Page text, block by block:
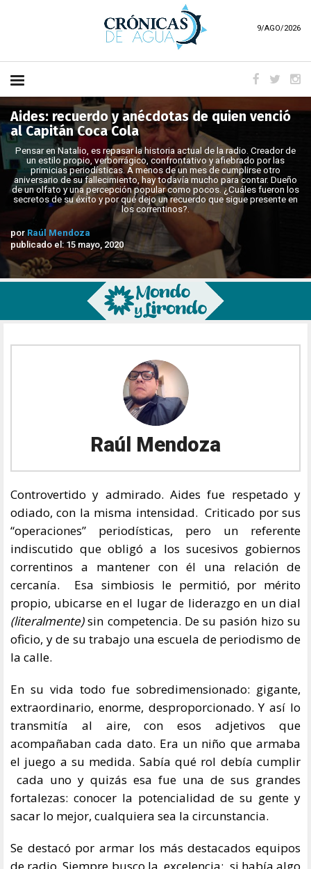
9/AGO/2026
Aides: recuerdo y anécdotas de quien venció
al Capitán Coca Cola
Pensar en Natalio, es repasar la historia actual de la radio. Creador de
un estilo propio, verborrágico, confrontativo y afiebrado por las
primicias periodísticas. A menos de un mes de cumplirse otro
aniversario de su fallecimiento, hay todavía mucho para contar. Dueño
de un olfato y una percepción popular como pocos. ¿Cuáles fueron los
secretos de su éxito y por qué dejo un recuerdo que sigue presente en
los correntinos?.
porRaúl Mendoza
publicado el: 15 mayo, 2020
Raúl Mendoza
Controvertido y admirado. Aides fue respetado y
odiado, con la misma intensidad. Criticado por sus
“operaciones” periodísticas, pero un referente
indiscutido que obligó a los sucesivos gobiernos
correntinos a mantener con él una relación de
cercanía. Esa simbiosis le permitió, por mérito
propio, ubicarse en el lugar de liderazgo en un dial
(literalmente)sin competencia. De su pasión hizo su
oficio, y de su trabajo una escuela de periodismo de
la calle.
En su vida todo fue sobredimensionado: gigante,
extraordinario, enorme, desproporcionado. Y así lo
transmitía al aire, con esos adjetivos que
acompañaban cada dato. Era un niño que armaba
el juego a su medida. Sabía qué rol debía cumplir
cada uno y quizás esa fue una de sus grandes
fortalezas: conocer la potencialidad de su gente y
sacar lo mejor, cualquiera sea la circunstancia.
Se destacó por armar los más destacados equipos